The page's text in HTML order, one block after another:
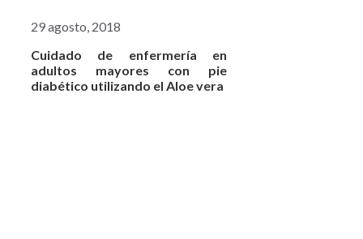
29 agosto, 2018
Cuidado de enfermería en
adultos mayores con pie
diabético utilizando el Aloe vera